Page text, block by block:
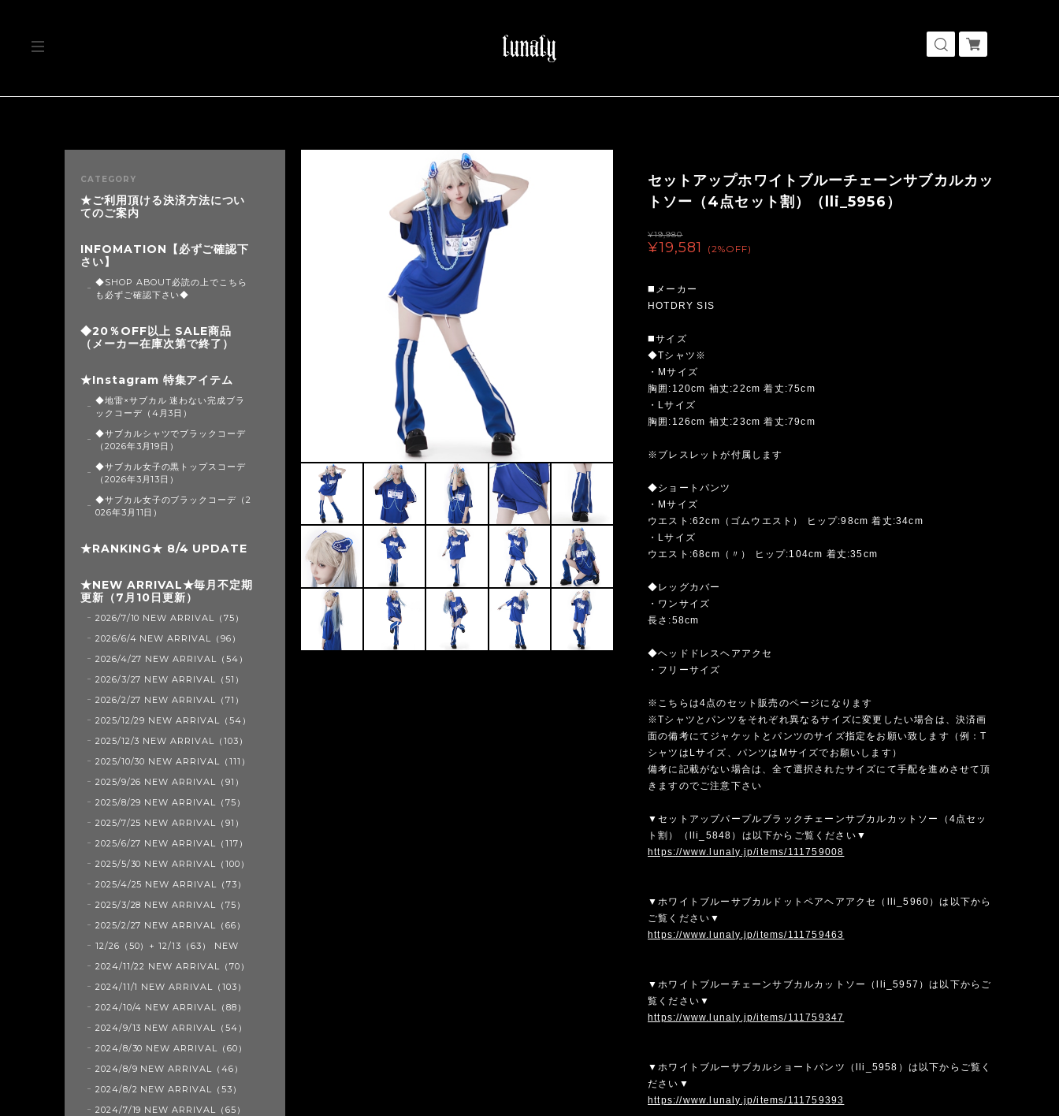
セットアップホワイトブルーチェーンサブカルカッ
トソー（4点セット割）（lli_5956）
¥19,980
¥19,581 (2%OFF)
◼️メーカー
HOTDRY SIS
◼️サイズ
◆Tシャツ※
・Mサイズ
胸囲:120cm 袖丈:22cm 着丈:75cm
・Lサイズ
胸囲:126cm 袖丈:23cm 着丈:79cm
※ブレスレットが付属します
◆ショートパンツ
・Mサイズ
ウエスト:62cm（ゴムウエスト） ヒップ:98cm 着丈:34cm
・Lサイズ
ウエスト:68cm（〃） ヒップ:104cm 着丈:35cm
◆レッグカバー
・ワンサイズ
長さ:58cm
◆ヘッドドレスヘアアクセ
・フリーサイズ
※こちらは4点のセット販売のページになります
※Tシャツとパンツをそれぞれ異なるサイズに変更したい場合は、決済画
面の備考にてジャケットとパンツのサイズ指定をお願い致します（例：T
シャツはLサイズ、パンツはMサイズでお願いします）
備考に記載がない場合は、全て選択されたサイズにて手配を進めさせて頂
きますのでご注意下さい
▼セットアップパープルブラックチェーンサブカルカットソー（4点セッ
ト割）（lli_5848）は以下からご覧ください▼
https://www.lunaly.jp/items/111759008
▼ホワイトブルーサブカルドットペアヘアアクセ（lli_5960）は以下から
ご覧ください▼
https://www.lunaly.jp/items/111759463
▼ホワイトブルーチェーンサブカルカットソー（lli_5957）は以下からご
覧ください▼
https://www.lunaly.jp/items/111759347
▼ホワイトブルーサブカルショートパンツ（lli_5958）は以下からご覧く
ださい▼
https://www.lunaly.jp/items/111759393
CATEGORY
★ご利用頂ける決済方法につい
てのご案内
INFOMATION【必ずご確認下
さい】
◆SHOP ABOUT必読の上でこちら
も必ずご確認下さい◆
◆20％OFF以上 SALE商品
（メーカー在庫次第で終了）
★Instagram 特集アイテム
◆地雷×サブカル 迷わない完成ブラ
ックコーデ（4月3日）
◆サブカルシャツでブラックコーデ
（2026年3月19日）
◆サブカル女子の黒トップスコーデ
（2026年3月13日）
◆サブカル女子のブラックコーデ（2
026年3月11日）
★RANKING★ 8/4 UPDATE
★NEW ARRIVAL★毎月不定期
更新（7月10日更新）
2026/7/10 NEW ARRIVAL（75）
2026/6/4 NEW ARRIVAL（96）
2026/4/27 NEW ARRIVAL（54）
2026/3/27 NEW ARRIVAL（51）
2026/2/27 NEW ARRIVAL（71）
2025/12/29 NEW ARRIVAL（54）
2025/12/3 NEW ARRIVAL（103）
2025/10/30 NEW ARRIVAL（111）
2025/9/26 NEW ARRIVAL（91）
2025/8/29 NEW ARRIVAL（75）
2025/7/25 NEW ARRIVAL（91）
2025/6/27 NEW ARRIVAL（117）
2025/5/30 NEW ARRIVAL（100）
2025/4/25 NEW ARRIVAL（73）
2025/3/28 NEW ARRIVAL（75）
2025/2/27 NEW ARRIVAL（66）
12/26（50）+ 12/13（63） NEW
2024/11/22 NEW ARRIVAL（70）
2024/11/1 NEW ARRIVAL（103）
2024/10/4 NEW ARRIVAL（88）
2024/9/13 NEW ARRIVAL（54）
2024/8/30 NEW ARRIVAL（60）
2024/8/9 NEW ARRIVAL（46）
2024/8/2 NEW ARRIVAL（53）
2024/7/19 NEW ARRIVAL（65）